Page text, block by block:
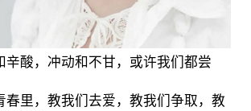
辛酸，冲动和不甘，或许我们都尝
春里，教我们去爱，教我们争取，教